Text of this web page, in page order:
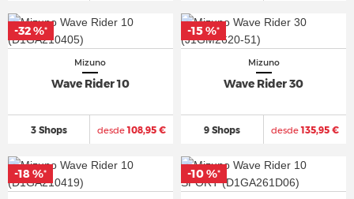
Mizuno
Wave Rider 10
3 Shops desde108,95 €
-32 %*
-32 %*
Mizuno
Wave Rider 30
9 Shops desde135,95 €
-15 %*
-15 %*
-18 %*
-18 %* -10 %*
-10 %*